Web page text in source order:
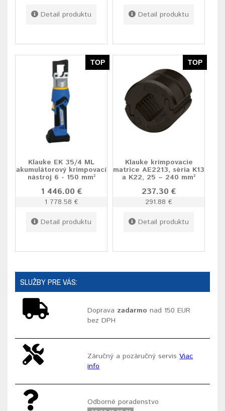
Detail produktu
Detail produktu
TOP
Klauke EK 35/4 ML
akumulátorový krimpovací
nástroj 6 - 150 mm²
1 446.00 €
1 778.58 €
Detail produktu
TOP
Klauke krimpovacie
matrice AE2213, séria K13
a K22, 25 – 240 mm²
237.30 €
291.88 €
Detail produktu
SLUŽBY PRE VÁS:
Doprava zadarmo nad 150 EUR
bez DPH
Záručný a pozáručný servisViac
info
Odborné poradenstvo